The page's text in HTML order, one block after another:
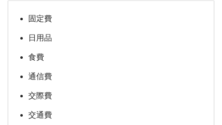
固定費
日用品
食費
通信費
交際費
交通費